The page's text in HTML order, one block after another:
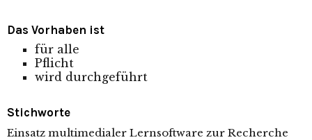
Das Vorhaben ist
für alle
Pflicht
wird durchgeführt
Stichworte
Einsatz multimedialer Lernsoftware zur Recherche